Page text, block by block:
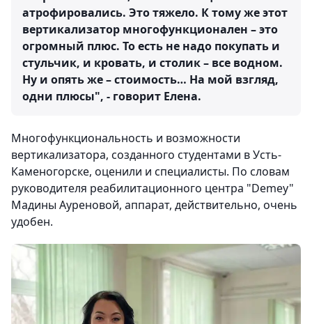
атрофировались. Это тяжело. К тому же этот
вертикализатор многофункционален – это
огромный плюс. То есть не надо покупать и
стульчик, и кровать, и столик – все водном.
Ну и опять же – стоимость… На мой взгляд,
одни плюсы", - говорит Елена.
Многофункциональность и возможности
вертикализатора, созданного студентами в Усть-
Каменогорске, оценили и специалисты. По словам
руководителя реабилитационного центра "Demey"
Мадины Ауреновой, аппарат, действительно, очень
удобен.